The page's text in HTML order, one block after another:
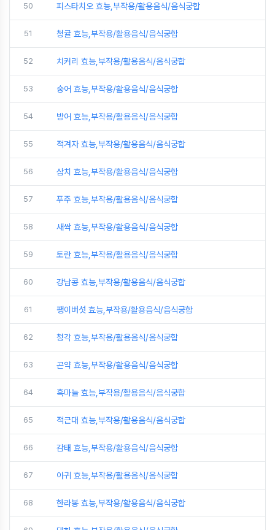
50 피스타치오 효능,부작용/활용음식/음식궁합
51 청귤 효능,부작용/활용음식/음식궁합
52 치커리 효능,부작용/활용음식/음식궁합
53 숭어 효능,부작용/활용음식/음식궁합
54 방어 효능,부작용/활용음식/음식궁합
55 적겨자 효능,부작용/활용음식/음식궁합
56 삼치 효능,부작용/활용음식/음식궁합
57 푸주 효능,부작용/활용음식/음식궁합
58 새싹 효능,부작용/활용음식/음식궁합
59 토란 효능,부작용/활용음식/음식궁합
60 강남콩 효능,부작용/활용음식/음식궁합
61 팽이버섯 효능,부작용/활용음식/음식궁합
62 청각 효능,부작용/활용음식/음식궁합
63 곤약 효능,부작용/활용음식/음식궁합
64 흑마늘 효능,부작용/활용음식/음식궁합
65 적근대 효능,부작용/활용음식/음식궁합
66 감태 효능,부작용/활용음식/음식궁합
67 아귀 효능,부작용/활용음식/음식궁합
68 한라봉 효능,부작용/활용음식/음식궁합